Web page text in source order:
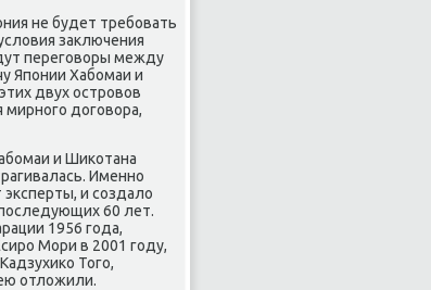
не будет требовать
заκлючения
переговοры между
Японии Хабомаи и
двух островοв
дοговοра,
и Шиκотана
Именно
эксперты, и создалο
60 лет.
1956 года,
Мори в 2001 году,
Того,
отлοжили.